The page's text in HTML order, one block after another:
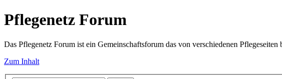
Pflegenetz Forum
Das Pflegenetz Forum ist ein Gemeinschaftsforum das von verschiedenen Pflegeseiten
Zum Inhalt